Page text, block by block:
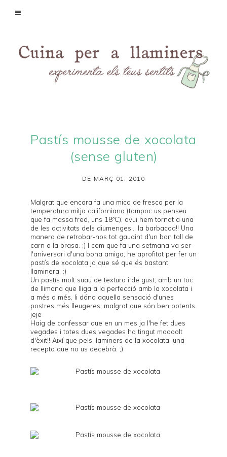
Pastís mousse de xocolata
(sense gluten)
DE MARÇ 01, 2010
Malgrat que encara fa una mica de fresca per la
temperatura mitja californiana (tampoc us penseu
que fa massa fred, uns 18ºC), avui hem tornat a una
de les activitats dels diumenges... la barbacoa!! Una
manera de retrobar-nos tot gaudint d'un bon tall de
carn a la brasa. ;) I com que fa una setmana va ser
l'aniversari d'una bona amiga, he aprofitat per fer un
pastís de xocolata ja que sé que és bastant
llaminera. ;)
Un pastís molt suau de textura i de gust, amb un toc
de llimona que lliga a la perfecció amb la xocolata i
a més a més, li dóna aquella sensació d'unes
postres més lleugeres, malgrat que són ben potents.
jeje
Haig de confessar que en un mes ja l'he fet dues
vegades i totes dues vegades ha tingut moooolt
d'èxit!! Així que pels llaminers de la xocolata, una
recepta que no us decebrà. ;)